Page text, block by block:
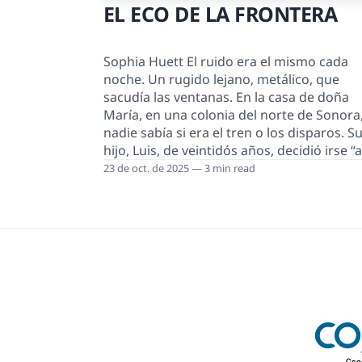
EL ECO DE LA FRONTERA
Sophia Huett El ruido era el mismo cada
noche. Un rugido lejano, metálico, que
sacudía las ventanas. En la casa de doña
María, en una colonia del norte de Sonora,
nadie sabía si era el tren o los disparos. Su
hijo, Luis, de veintidós años, decidió irse
otro lado” porque en el taller donde
23 de oct. de 2025 — 3 min read